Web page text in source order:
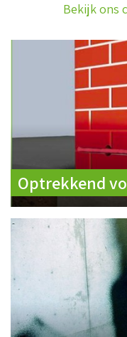
Bekijk ons
Optrekkend